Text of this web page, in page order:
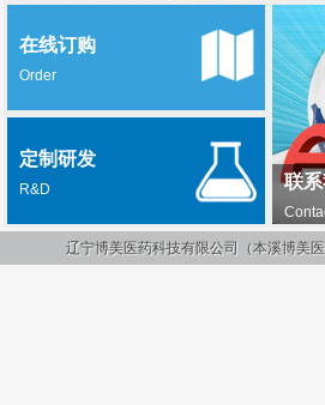
联
在线订购
Order
定制研发
R&D
辽宁博美医药科技有限公司（本溪博美医